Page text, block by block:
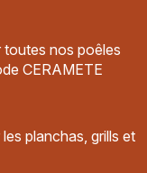
nos poêles
CERAMETE
planchas, grills et